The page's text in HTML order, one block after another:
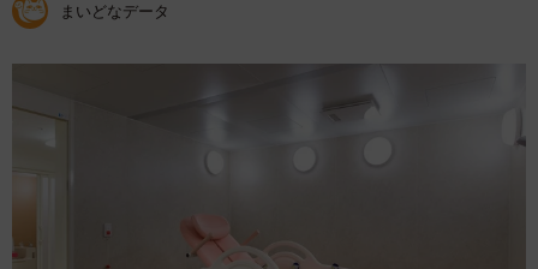
まいどなデータ